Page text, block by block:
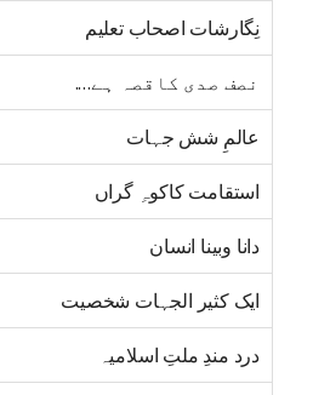
نِگارشات اصحاب تعلیم
نصف صدی کاقصہ ہے….
عالمِ شش جہات
استقامت کاکوہِ گراں
دانا وبینا انسان
ایک کثیر الجہات شخصیت
درد مندِ ملتِ اسلامیہ